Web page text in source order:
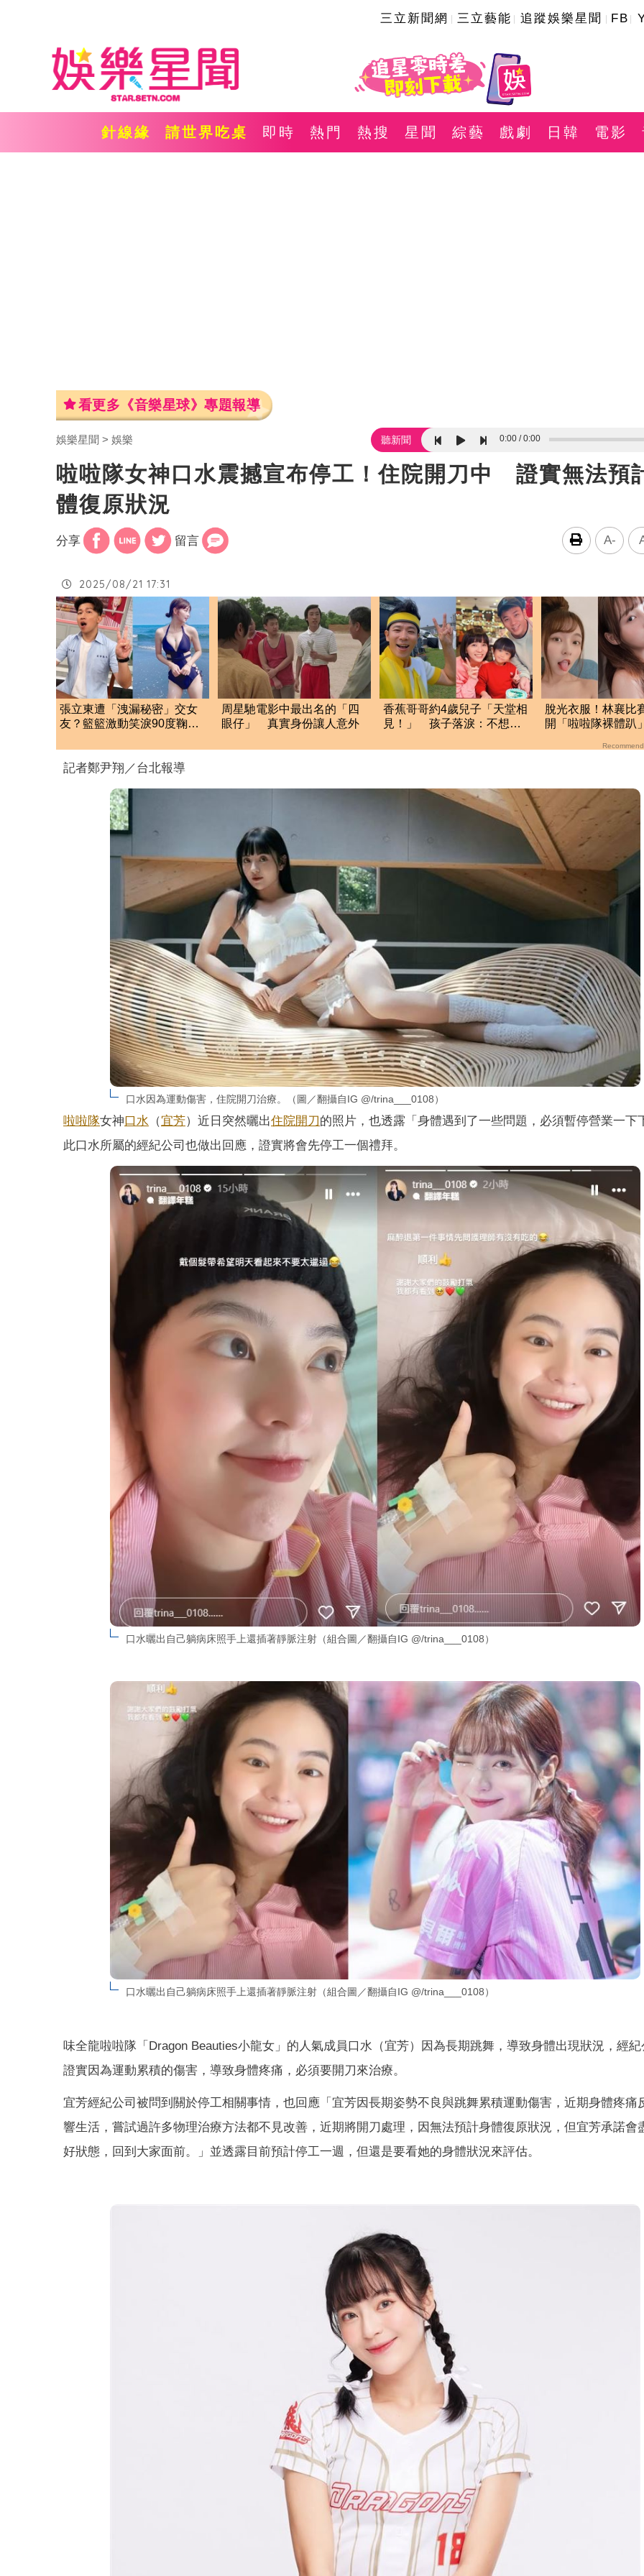
三立新聞網 三立藝能 追蹤娛樂星聞 FB
針線緣 請世界吃桌 即時 熱門 熱搜 星聞 綜藝 戲劇 日韓 電影
看更多《音樂星球》專題報導
娛樂星聞 娛樂 聽新聞 0:00 0:00
啦啦隊女神口水震撼宣布停工！住院開刀中 證實無法預
體復原狀況
分享 留言 A-
2025/08/21 17:31
張立東遭「洩漏秘密」交女
友？籃籃激動笑淚90度鞠
周星馳電影中最出名的「四
眼仔」 真實身份讓人意外
香蕉哥哥約4歲兒子「天堂相
見！」 孩子落淚：不想爸
脫光衣服！林襄比
開「啦啦隊裸體
記者鄭尹翔／台北報導
口水因為運動傷害，住院開刀治療。（圖／翻攝自IG @/trina___0108）
啦啦隊女神口水 （宜芳）近日突然曬出住院開刀的照片，也透露「身體遇到了一些問題，必須暫停營業一下
此口水所屬的經紀公司也做出回應，證實將會先停工一個禮拜。
口水曬出自己躺病床照手上還插著靜脈注射（組合圖／翻攝自IG @/trina___0108）
口水曬出自己躺病床照手上還插著靜脈注射（組合圖／翻攝自IG @/trina___0108）
味全龍啦啦隊「Dragon Beauties小龍女」的人氣成員口水（宜芳）因為長期跳舞，導致身體出現狀況，經
證實因為運動累積的傷害，導致身體疼痛，必須要開刀來治療。
宜芳經紀公司被問到關於停工相關事情，也回應「宜芳因長期姿勢不良與跳舞累積運動傷害，近期身體疼痛
響生活，嘗試過許多物理治療方法都不見改善，近期將開刀處理，因無法預計身體復原狀況，但宜芳承諾會
好狀態，回到大家面前。」並透露目前預計停工一週，但還是要看她的身體狀況來評估。